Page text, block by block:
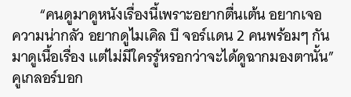
“คนดูมาดูหนังเรื่องนี้เพราะอยากตื่นเต้น อยากเจอ
ความน่ากลัว อยากดูไมเคิล บี จอร์แดน 2 คนพร้อมๆ กัน
มาดูเนื้อเรื่อง แต่ไม่มีใครรู้หรอกว่าจะได้ดูฉากมองตานั้น”
คูเกลอร์บอก